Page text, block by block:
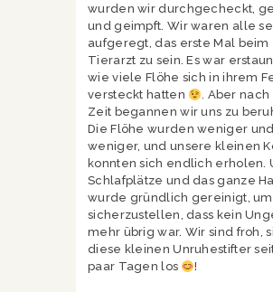
wurden wir durchgecheckt,
und geimpft. Wir waren alle
aufgeregt, das erste Mal beim
Tierarzt zu sein. Es war
wie viele Flöhe sich in ihrem
versteckt hatten
. Aber
Zeit begannen wir uns zu
Die Flöhe wurden weniger und
weniger, und unsere kleinen
konnten sich endlich erholen.
Schlafplätze und das ganze
wurde gründlich gereinigt, um
sicherzustellen, dass kein
mehr übrig war. Wir sind froh,
diese kleinen Unruhestifter
paar Tagen los
!